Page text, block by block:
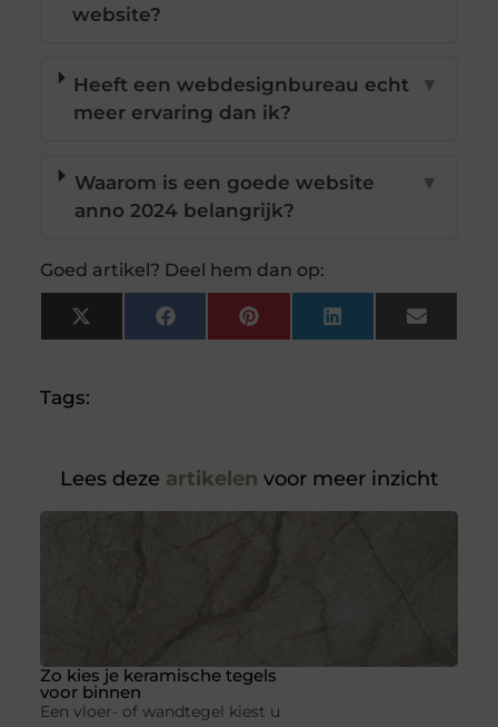
website?
Heeft een webdesignbureau echt
meer ervaring dan ik?
▼
Waarom is een goede website
anno 2024 belangrijk?
▼
Goed artikel? Deel hem dan op:
X
(Twitter)
FacebookPinterestLinkedInEmail
Tags:
Lees deze artikelen voor meer inzicht
Zo kies je keramische tegels
voor binnen
Een vloer- of wandtegel kiest u